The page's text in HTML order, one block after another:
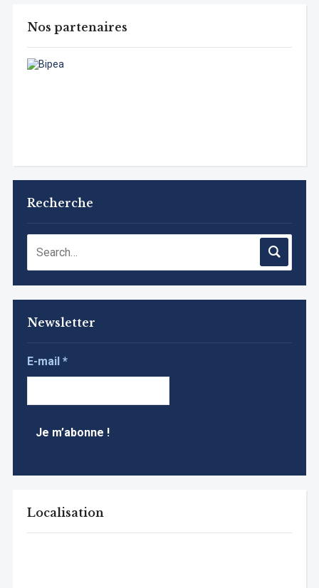
Nos partenaires
Recherche
Newsletter
E-mail *
Localisation